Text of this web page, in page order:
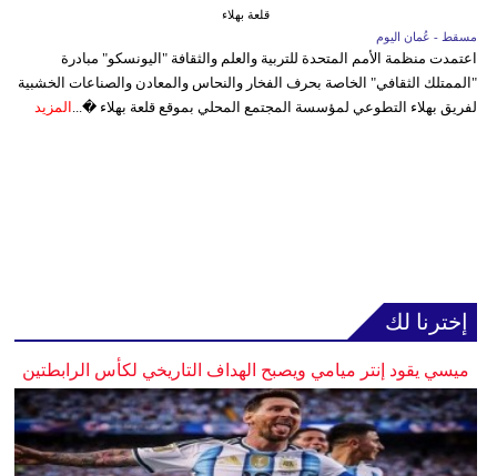
قلعة بهلاء
مسقط - عُمان اليوم
اعتمدت منظمة الأمم المتحدة للتربية والعلم والثقافة "اليونسكو" مبادرة
"الممتلك الثقافي" الخاصة بحرف الفخار والنحاس والمعادن والصناعات الخشبية
لفريق بهلاء التطوعي لمؤسسة المجتمع المحلي بموقع قلعة بهلاء �... المزيد
إخترنا لك
ميسي يقود إنتر ميامي ويصبح الهداف التاريخي لكأس الرابطتين